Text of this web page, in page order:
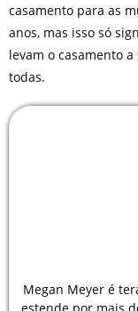
casamento para as
anos, mas isso só
levam o casamento
todas.
Megan Meyer é